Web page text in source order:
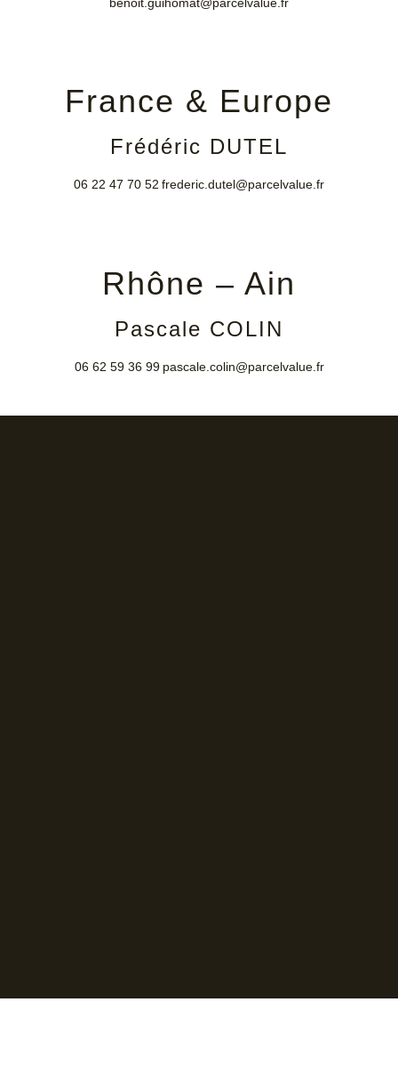
France & Europe
Frédéric DUTEL
06 22 47 70 52 frederic.dutel@parcelvalue.fr
Rhône – Ain
Pascale COLIN
06 62 59 36 99 pascale.colin@parcelvalue.fr